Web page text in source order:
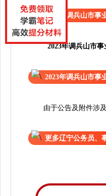
2023年调兵山市事
2023年调兵山市
2023年调兵山市事
由于公告及附件涉及
更多辽宁公务员、